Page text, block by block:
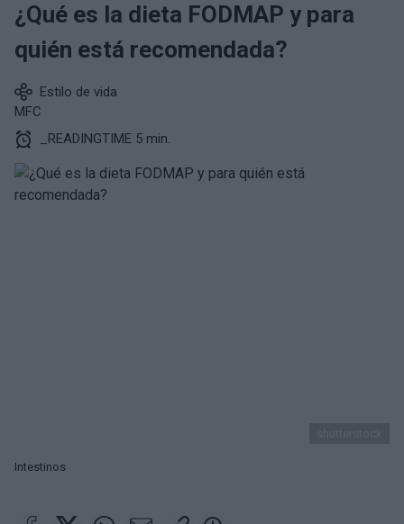
¿Qué es la dieta FODMAP y para
quién está recomendada?
Estilo de vida
MFC
_READINGTIME 5 min.
Intestinos